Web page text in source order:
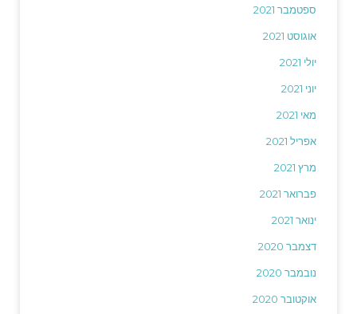
ספטמבר 2021
אוגוסט 2021
יולי 2021
יוני 2021
מאי 2021
אפריל 2021
מרץ 2021
פברואר 2021
ינואר 2021
דצמבר 2020
נובמבר 2020
אוקטובר 2020